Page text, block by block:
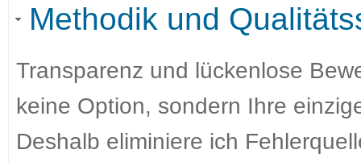
Methodik und
Transparenz und lückenlose
keine Option, sondern Ihre
Deshalb eliminiere ich